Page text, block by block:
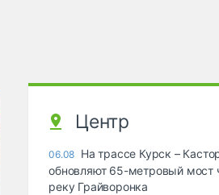
Центр
06.08 На трассе Курск –
обновляют 65-метровый мост
реку Грайворонка